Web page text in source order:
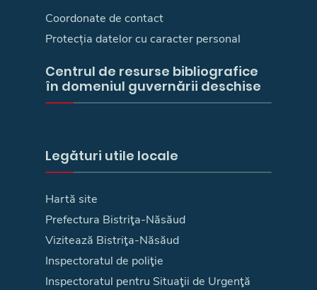
Coordonate de contact
Protecția datelor cu caracter personal
Centrul de resurse bibliografice
în domeniul guvernării deschise
Legături utile locale
Hartă site
Prefectura Bistriţa-Năsăud
Vizitează Bistriţa-Năsăud
Inspectoratul de poliţie
Inspectoratul pentru Situaţii de Urgenţă